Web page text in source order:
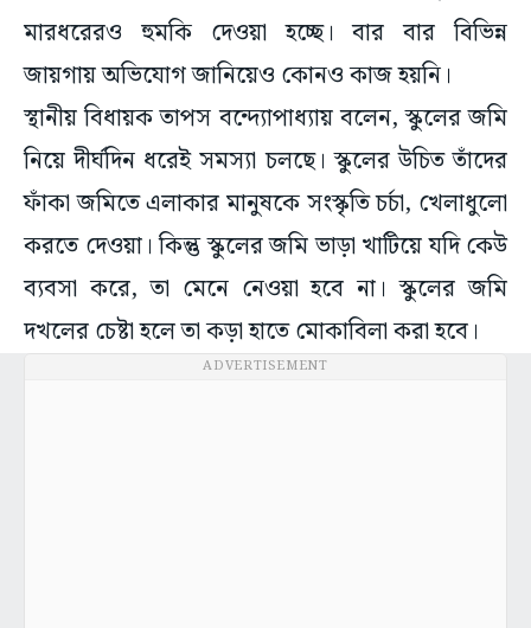
মারধরেরও হুমকি দেওয়া হচ্ছে। বার বার বিভিন্ন
জায়গায় অভিযোগ জানিয়েও কোনও কাজ হয়নি।
স্থানীয় বিধায়ক তাপস বন্দ্যোপাধ্যায় বলেন, স্কুলের জমি
নিয়ে দীর্ঘদিন ধরেই সমস্যা চলছে। স্কুলের উচিত তাঁদের
ফাঁকা জমিতে এলাকার মানুষকে সংস্কৃতি চর্চা, খেলাধুলো
করতে দেওয়া। কিন্তু স্কুলের জমি ভাড়া খাটিয়ে যদি কেউ
ব্যবসা করে, তা মেনে নেওয়া হবে না। স্কুলের জমি
দখলের চেষ্টা হলে তা কড়া হাতে মোকাবিলা করা হবে।
ADVERTISEMENT